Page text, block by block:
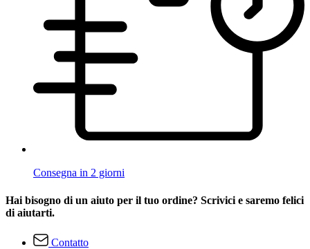
Consegna in 2 giorni
Hai bisogno di un aiuto per il tuo ordine? Scrivici e saremo felici
di aiutarti.
Contatto